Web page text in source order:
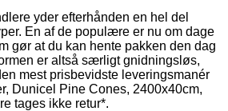
yder efterhånden en hel del
En af de populære er nu om dage
gør at du kan hente pakken den dag
er altså særligt gnidningsløs,
mest prisbevidste leveringsmanér
Dunicel Pine Cones, 2400x40cm,
tages ikke retur*.